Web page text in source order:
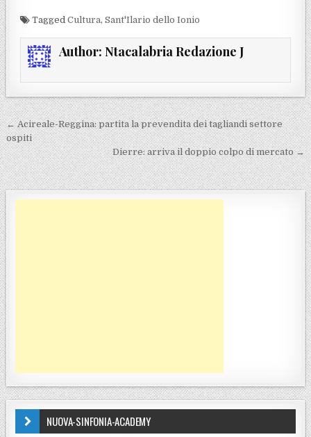
TaggedCultura,Sant'Ilario dello Ionio
Author: Ntacalabria Redazione J
Navigazione articoli
← Acireale-Reggina: partita la prevendita dei tagliandi settore
ospiti
Dierre: arriva il doppio colpo di mercato →
NUOVA-SINFONIA-ACADEMY